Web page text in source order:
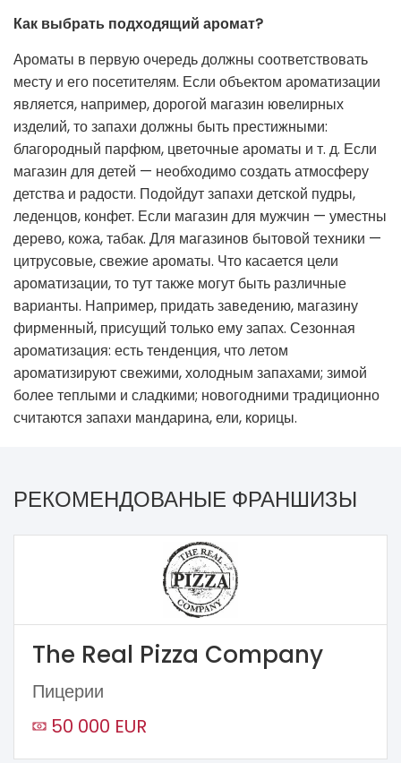
Как выбрать подходящий аромат?
Ароматы в первую очередь должны соответствовать
месту и его посетителям. Если объектом ароматизации
является, например, дорогой магазин ювелирных
изделий, то запахи должны быть престижными:
благородный парфюм, цветочные ароматы и т. д. Если
магазин для детей — необходимо создать атмосферу
детства и радости. Подойдут запахи детской пудры,
леденцов, конфет. Если магазин для мужчин — уместны
дерево, кожа, табак. Для магазинов бытовой техники —
цитрусовые, свежие ароматы. Что касается цели
ароматизации, то тут также могут быть различные
варианты. Например, придать заведению, магазину
фирменный, присущий только ему запах. Сезонная
ароматизация: есть тенденция, что летом
ароматизируют свежими, холодным запахами; зимой
более теплыми и сладкими; новогодними традиционно
считаются запахи мандарина, ели, корицы.
РЕКОМЕНДОВАНЫЕ ФРАНШИЗЫ
The Real Pizza Company
Пицерии
50 000 EUR